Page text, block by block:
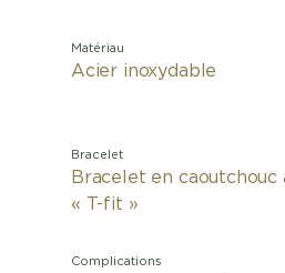
Matériau
Acier inoxydable
Bracelet
Bracelet en
« T-fit »
Complications